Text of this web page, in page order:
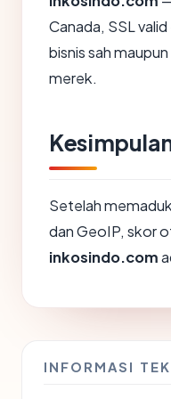
Canada, SSL
bisnis sah
merek.
Setelah
dan GeoIP, skor
inkosindo.com
INFORMASI